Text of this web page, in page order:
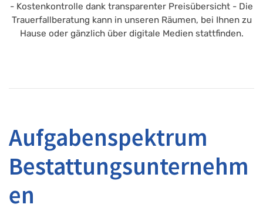
- Kostenkontrolle dank transparenter Preisübersicht - Die
Trauerfallberatung kann in unseren Räumen, bei Ihnen zu
Hause oder gänzlich über digitale Medien stattfinden.
Aufgabenspektrum
Bestattungsunternehm
en